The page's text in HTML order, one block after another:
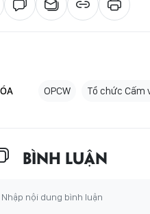
OPCW Tổ chức Cấm
BÌNH LUẬN